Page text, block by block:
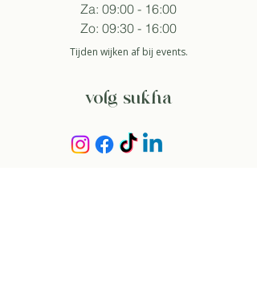
Za: 09:00 - 16:00
Zo: 09:30 - 16:00
Tijden wijken af bij events.
volg sukha